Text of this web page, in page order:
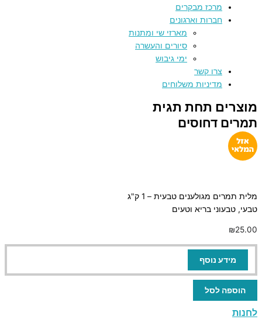
מרכז מבקרים
חברות וארגונים
מארזי שי ומתנות
סיורים והעשרה
ימי גיבוש
צרו קשר
מדיניות משלוחים
מוצרים תחת תגית
תמרים דחוסים
מלית תמרים מגולענים טבעית – 1 ק"ג
טבעי, טבעוני בריא וטעים
₪25.00
מידע נוסף
הוספה לסל
לחנות